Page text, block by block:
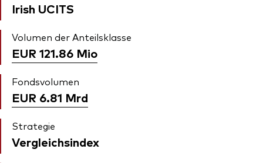
Irish UCITS
Volumen der Anteilsklasse
EUR 121.86 Mio
Fondsvolumen
EUR 6.81 Mrd
Strategie
Vergleichsindex